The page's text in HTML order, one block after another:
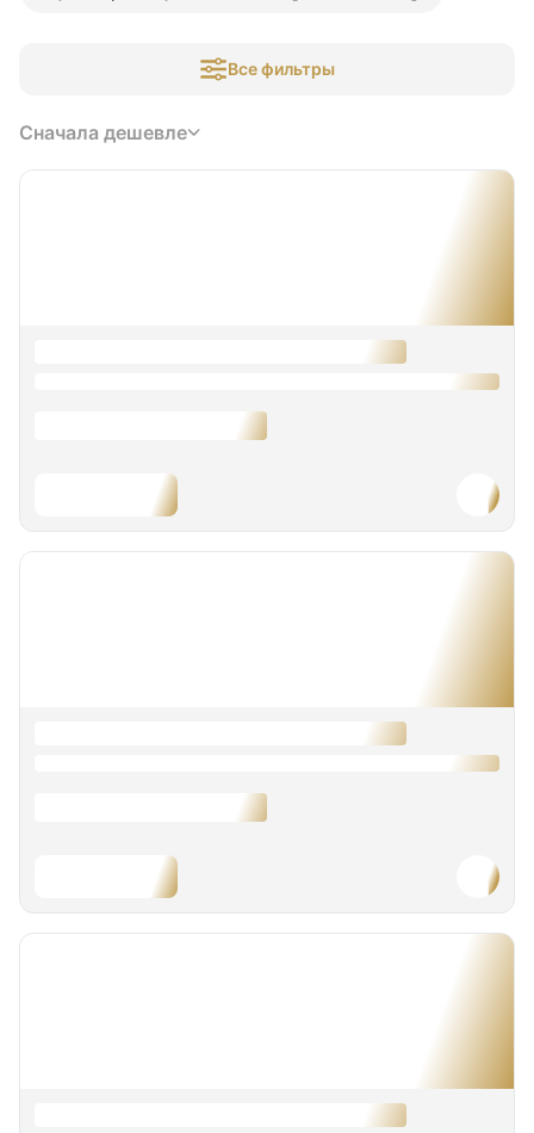
Все фильтры
Сначала дешевле